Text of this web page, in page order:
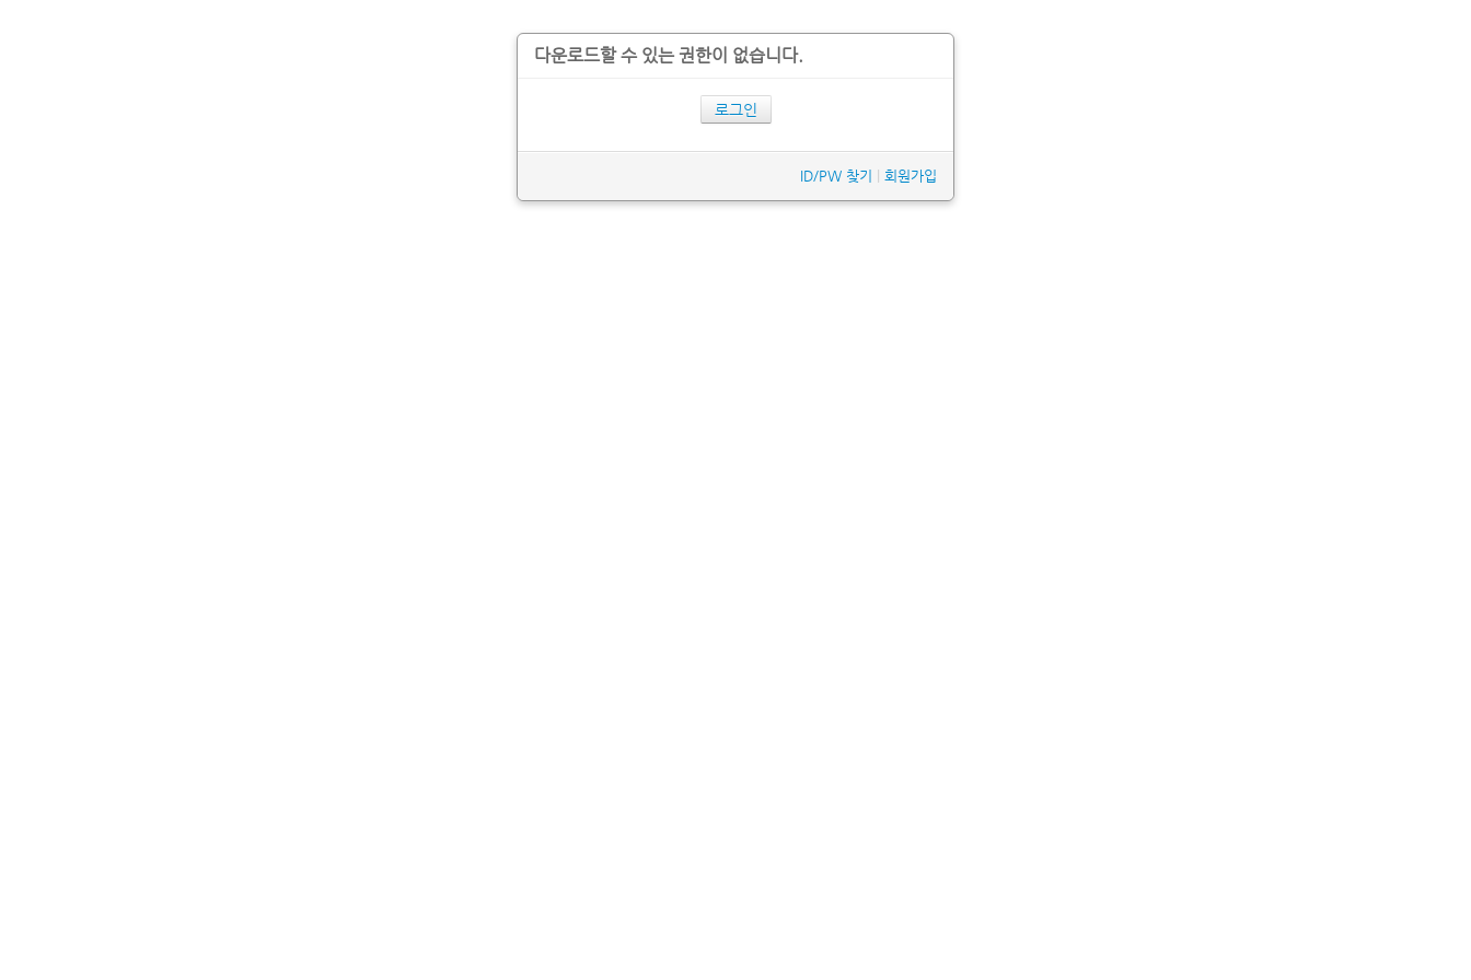
다운로드할 수 있는 권한이 없습니다.
로그인
ID/PW 찾기 회원가입